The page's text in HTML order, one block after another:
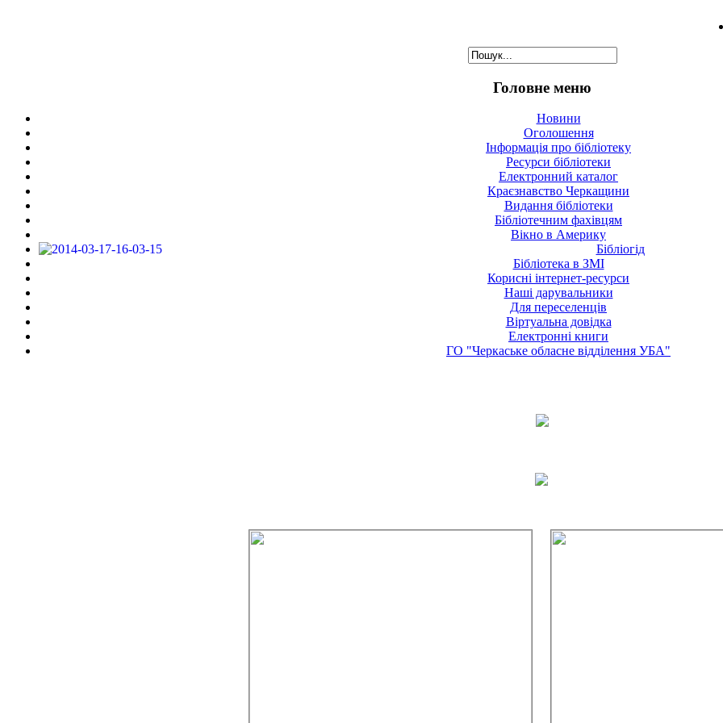
Головне меню
Новини
Оголошення
Інформація про бібліотеку
Ресурси бібліотеки
Електронний каталог
Краєзнавство Черкащини
Видання бібліотеки
Бібліотечним фахівцям
Вікно в Америку
Бібліогід
Бібліотека в ЗМІ
Корисні інтернет-ресурси
Наші дарувальники
Для переселенців
Віртуальна довідка
Електронні книги
ГО "Черкаське обласне відділення УБА"